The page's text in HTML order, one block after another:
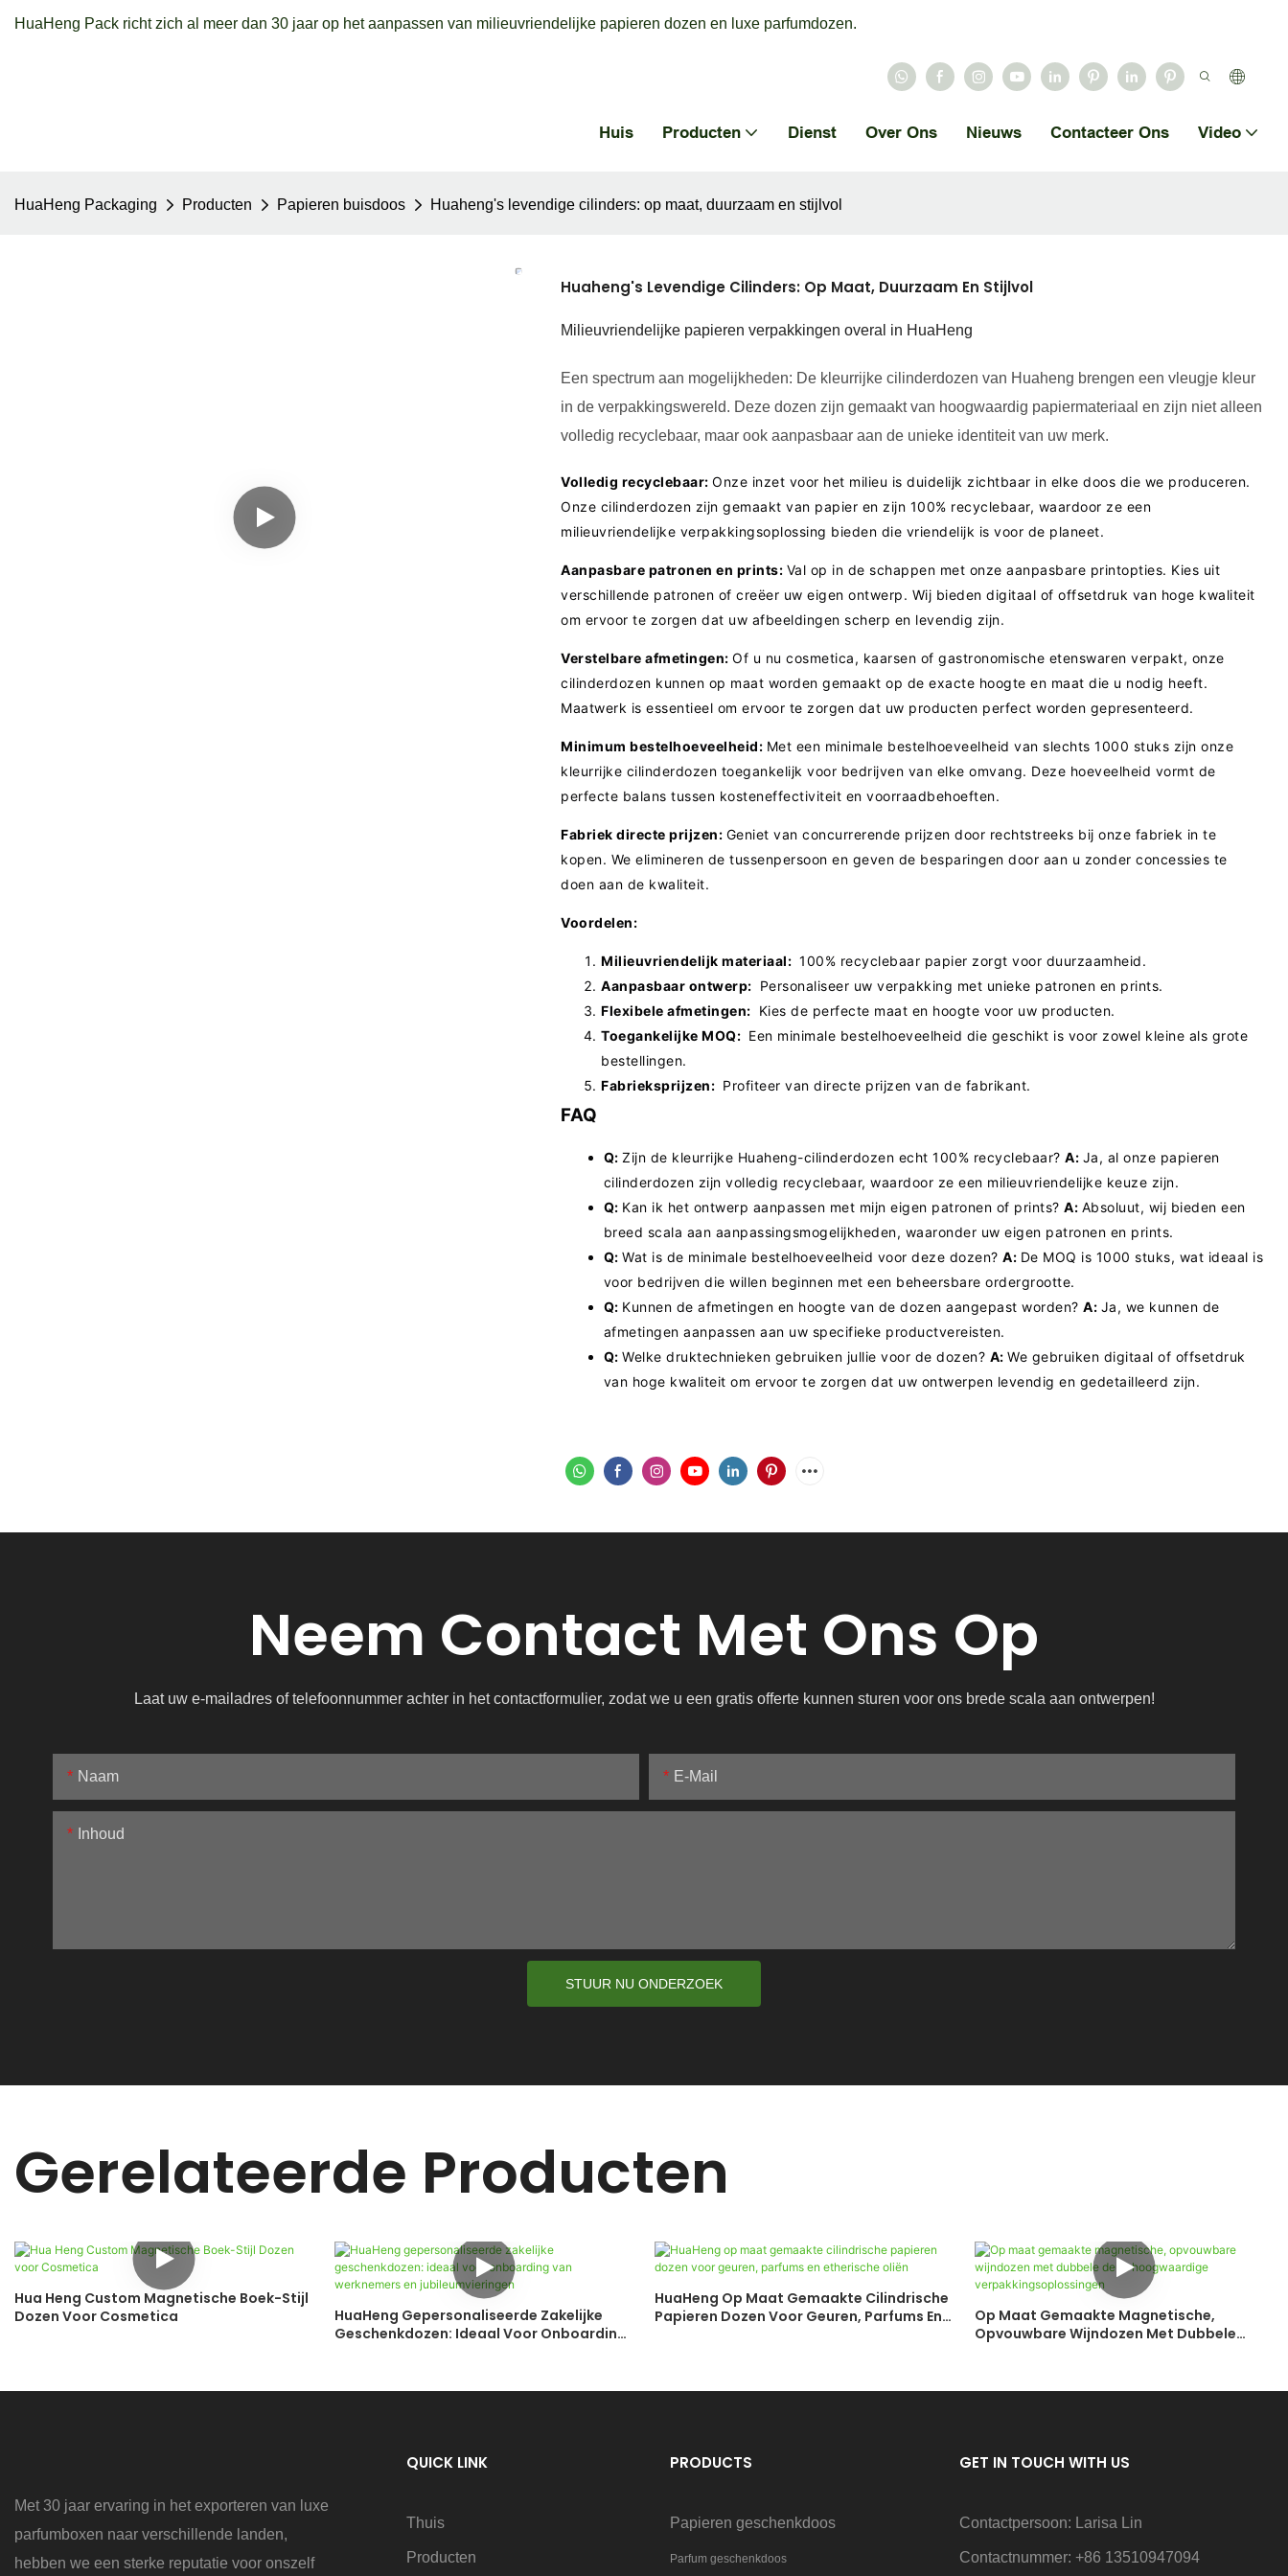
HuaHeng Pack richt zich al meer dan 30 jaar op het aanpassen van milieuvriendelijke papieren dozen en luxe parfumdozen.
Huis Producten Dienst Over Ons Nieuws Contacteer Ons Video
HuaHeng Packaging Producten Papieren buisdoos Huaheng's levendige cilinders: op maat, duurzaam en stijlvol
Huaheng's Levendige Cilinders: Op Maat, Duurzaam En Stijlvol
Milieuvriendelijke papieren verpakkingen overal in HuaHeng
Een spectrum aan mogelijkheden: De kleurrijke cilinderdozen van Huaheng brengen een vleugje kleur
in de verpakkingswereld. Deze dozen zijn gemaakt van hoogwaardig papiermateriaal en zijn niet alleen
volledig recyclebaar, maar ook aanpasbaar aan de unieke identiteit van uw merk.
Volledig recyclebaar: Onze inzet voor het milieu is duidelijk zichtbaar in elke doos die we produceren.
Onze cilinderdozen zijn gemaakt van papier en zijn 100% recyclebaar, waardoor ze een
milieuvriendelijke verpakkingsoplossing bieden die vriendelijk is voor de planeet.
Aanpasbare patronen en prints: Val op in de schappen met onze aanpasbare printopties. Kies uit
verschillende patronen of creëer uw eigen ontwerp. Wij bieden digitaal of offsetdruk van hoge kwaliteit
om ervoor te zorgen dat uw afbeeldingen scherp en levendig zijn.
Verstelbare afmetingen: Of u nu cosmetica, kaarsen of gastronomische etenswaren verpakt, onze
cilinderdozen kunnen op maat worden gemaakt op de exacte hoogte en maat die u nodig heeft.
Maatwerk is essentieel om ervoor te zorgen dat uw producten perfect worden gepresenteerd.
Minimum bestelhoeveelheid: Met een minimale bestelhoeveelheid van slechts 1000 stuks zijn onze
kleurrijke cilinderdozen toegankelijk voor bedrijven van elke omvang. Deze hoeveelheid vormt de
perfecte balans tussen kosteneffectiviteit en voorraadbehoeften.
Fabriek directe prijzen: Geniet van concurrerende prijzen door rechtstreeks bij onze fabriek in te
kopen. We elimineren de tussenpersoon en geven de besparingen door aan u zonder concessies te
doen aan de kwaliteit.
Voordelen:
Milieuvriendelijk materiaal: 100% recyclebaar papier zorgt voor duurzaamheid.
Aanpasbaar ontwerp: Personaliseer uw verpakking met unieke patronen en prints.
Flexibele afmetingen: Kies de perfecte maat en hoogte voor uw producten.
Toegankelijke MOQ: Een minimale bestelhoeveelheid die geschikt is voor zowel kleine als grote
bestellingen.
Fabrieksprijzen: Profiteer van directe prijzen van de fabrikant.
FAQ
Q:Zijn de kleurrijke Huaheng-cilinderdozen echt 100% recyclebaar?A: Ja, al onze papieren
cilinderdozen zijn volledig recyclebaar, waardoor ze een milieuvriendelijke keuze zijn.
Q: Kan ik het ontwerp aanpassen met mijn eigen patronen of prints?A: Absoluut, wij bieden een
breed scala aan aanpassingsmogelijkheden, waaronder uw eigen patronen en prints.
Q:Wat is de minimale bestelhoeveelheid voor deze dozen?A: De MOQ is 1000 stuks, wat ideaal is
voor bedrijven die willen beginnen met een beheersbare ordergrootte.
Q: Kunnen de afmetingen en hoogte van de dozen aangepast worden?A: Ja, we kunnen de
afmetingen aanpassen aan uw specifieke productvereisten.
Q:Welke druktechnieken gebruiken jullie voor de dozen? A:We gebruiken digitaal of offsetdruk
van hoge kwaliteit om ervoor te zorgen dat uw ontwerpen levendig en gedetailleerd zijn.
Neem Contact Met Ons Op
Laat uw e-mailadres of telefoonnummer achter in het contactformulier, zodat we u een gratis offerte kunnen sturen voor ons brede scala aan ontwerpen!
Naam E-Mail
Inhoud
STUUR NU ONDERZOEK
Gerelateerde Producten
Hua Heng Custom Magnetische Boek-Stijl
Dozen Voor Cosmetica
HuaHeng Gepersonaliseerde Zakelijke
Geschenkdozen: Ideaal Voor Onboarding
HuaHeng Op Maat Gemaakte Cilindrische
Papieren Dozen Voor Geuren, Parfums En
Op Maat Gemaakte Magnetische,
Opvouwbare Wijndozen Met Dubbele
Met 30 jaar ervaring in het exporteren van luxe
parfumboxen naar verschillende landen,
hebben we een sterke reputatie voor onszelf
QUICK LINK
Thuis
Producten
PRODUCTS
Papieren geschenkdoos
Parfum geschenkdoos
GET IN TOUCH WITH US
Contactpersoon: Larisa Lin
Contactnummer: +86 13510947094